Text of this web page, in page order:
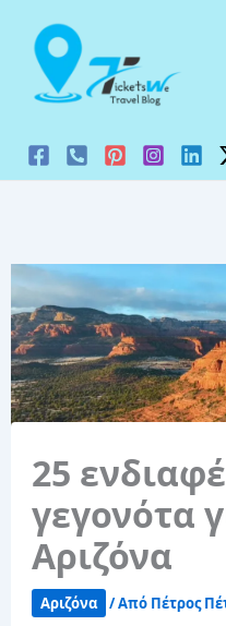
στο
περιεχόμενο
25
γεγονότα
Αριζόνα
Αριζόνα / Από Πέτρος